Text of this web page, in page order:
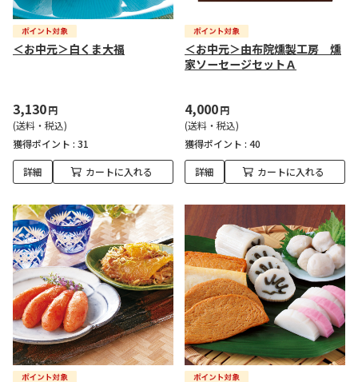
＜お中元＞白くま大福
3,130円
(送料・税込)
獲得ポイント : 31
詳細 カートに入れる
＜お中元＞由布院燻製工房 燻
家ソーセージセットＡ
4,000円
(送料・税込)
獲得ポイント : 40
詳細 カートに入れる